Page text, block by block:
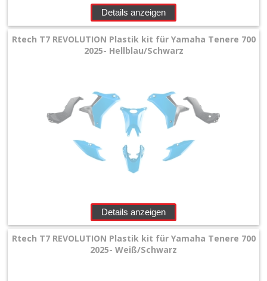
Details anzeigen
Rtech T7 REVOLUTION Plastik kit für Yamaha Tenere 700
2025- Hellblau/Schwarz
Details anzeigen
Rtech T7 REVOLUTION Plastik kit für Yamaha Tenere 700
2025- Weiß/Schwarz